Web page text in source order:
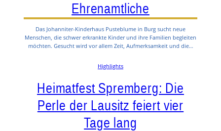
Ehrenamtliche
Das Johanniter-Kinderhaus Pusteblume in Burg sucht neue
Menschen, die schwer erkrankte Kinder und ihre Familien begleiten
möchten. Gesucht wird vor allem Zeit, Aufmerksamkeit und die…
Highlights
Heimatfest Spremberg: Die
Perle der Lausitz feiert vier
Tage lang